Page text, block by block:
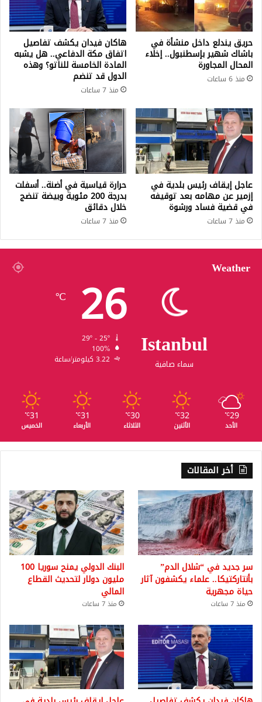
حريق يندلع داخل منشأة في
باشاك شهير بإسطنبول.. إخلاء
المحال المجاورة
منذ 6 ساعات
هاكان فيدان يكشف تفاصيل
اتفاق مكة الدفاعي.. هل يشبه
المادة الخامسة للناتو؟ وهذه
الدول قد تنضم
منذ 7 ساعات
عاجل إيقاف رئيس بلدية في
إزمير عن مهامه بعد توقيفه
في قضية فساد ورشوة
منذ 7 ساعات
حرارة قياسية في أضنة.. أسفلت
بدرجة 200 مئوية وبيضة تنضج
خلال دقائق
منذ 7 ساعات
Weather
Istanbul
سماء صافية
26
℃
100%
3.22 كيلومتر/ساعة
29
℃
الأحد
32
℃
الأثنين
30
℃
الثلاثاء
31
℃
الأربعاء
31
℃
الخميس
أخر المقالات
سر جديد في “شلال الدم”
بأنتاركتيكا.. علماء يكشفون آثار
حياة مجهرية
منذ 7 ساعات
البنك الدولي يمنح سوريا 100
مليون دولار لتحديث القطاع
المالي
منذ 7 ساعات